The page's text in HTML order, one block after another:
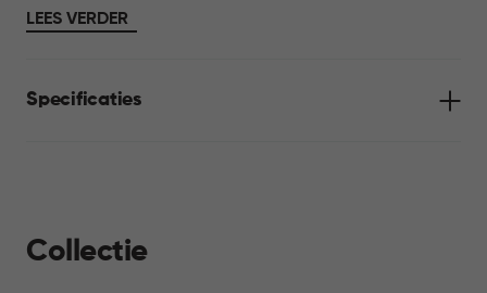
openen dankzij het handige lipje. De bakjes zijn geschikt voor
magnetron, vaatwasser en diepvries en voldoen aan de
LEES VERDER
Specificaties
Collectie